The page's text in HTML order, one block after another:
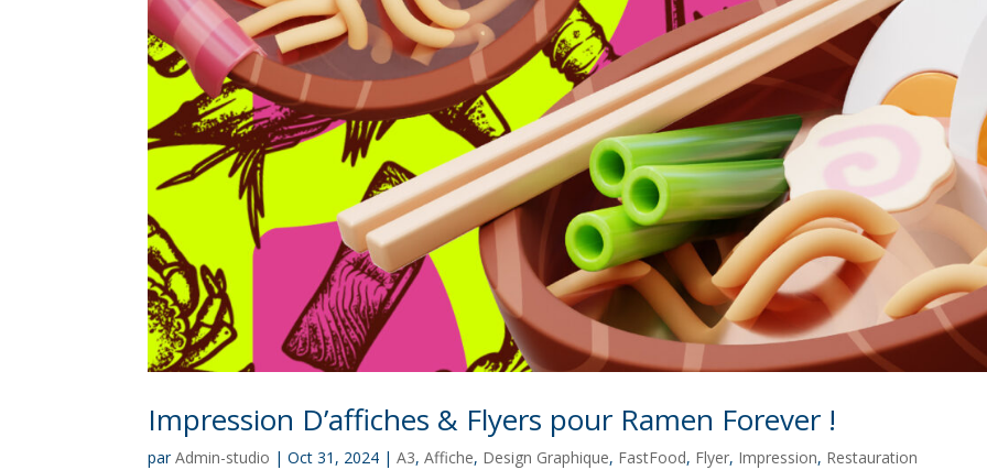
Impression D’affiches & Flyers pour Ramen Forever !
parAdmin-studio |Oct 31, 2024 |A3,Affiche, Design Graphique, FastFood, Flyer, Impression, Restauration